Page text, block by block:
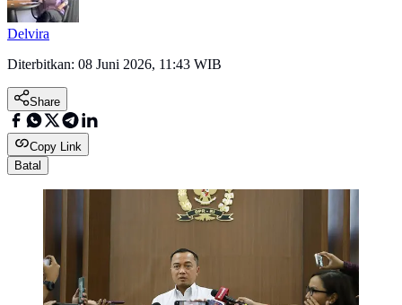
Delvira
Diterbitkan: 08 Juni 2026, 11:43 WIB
Share
Copy Link
Batal